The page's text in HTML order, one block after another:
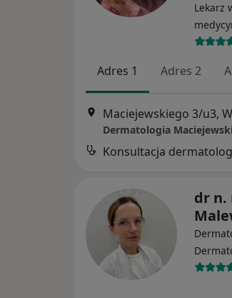
Lekarz
Adres 1 Adres 2
Maciejewskiego 3/u3,
Dermatologia
Konsultacja
dr n.